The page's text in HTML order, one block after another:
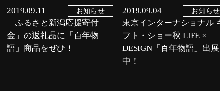
2019.09.11 お知らせ
「ふるさと新潟応援寄付
金」の返礼品に「百年物
語」商品をぜひ！
2019.09.04 お知らせ
東京インターナショナル
フト・ショー秋 LIFE ×
DESIGN「百年物語」出展
中！